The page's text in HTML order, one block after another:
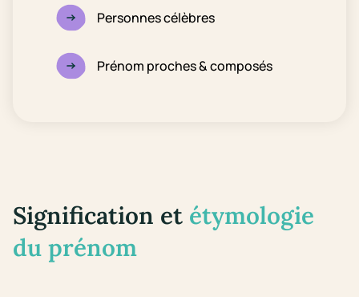
Personnes célèbres
Prénom proches & composés
Signification et étymologie
du prénom